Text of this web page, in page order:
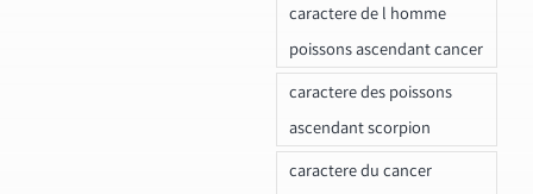
caractere de l homme
poissons ascendant cancer
caractere des poissons
ascendant scorpion
caractere du cancer